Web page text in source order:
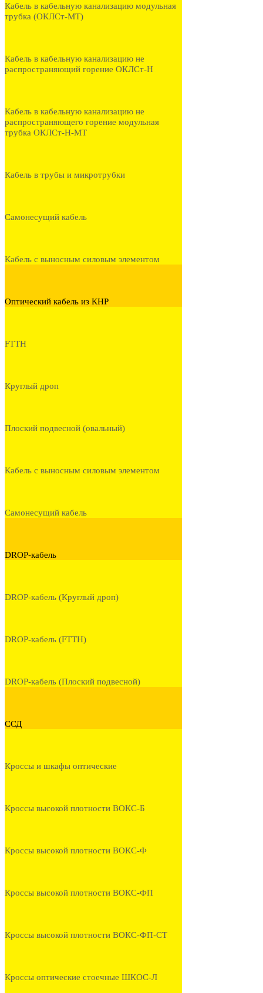
Кабель в кабельную канализацию модульная
трубка (ОКЛСт-МТ)
Кабель в кабельную канализацию не
распространяющий горение ОКЛСт-Н
Кабель в кабельную канализацию не
распространяющего горение модульная
трубка ОКЛСт-Н-МТ
Кабель в трубы и микротрубки
Самонесущий кабель
Кабель с выносным силовым элементом
Оптический кабель из КНР
FTTH
Круглый дроп
Плоский подвесной (овальный)
Кабель с выносным силовым элементом
Самонесущий кабель
DROP-кабель
DROP-кабель (Круглый дроп)
DROP-кабель (FTTH)
DROP-кабель (Плоский подвесной)
ССД
Кроссы и шкафы оптические
Кроссы высокой плотности ВОКС-Б
Кроссы высокой плотности ВОКС-Ф
Кроссы высокой плотности ВОКС-ФП
Кроссы высокой плотности ВОКС-ФП-СТ
Кроссы оптические стоечные ШКОС-Л